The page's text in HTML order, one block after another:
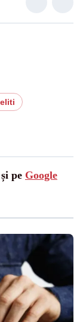
pe Google